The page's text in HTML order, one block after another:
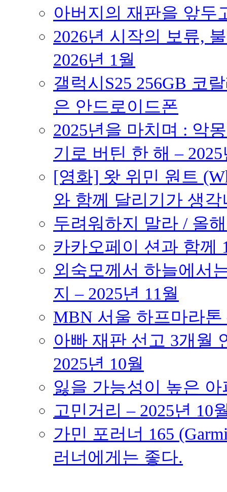
아버지의 재판을 앞두
2026년 시작의 보류,
2026년 1월
갤럭시S25 256GB 코
은 안드로이드폰
2025년을 마치며 : 악
기로 버틴 한 해 –
[영화] 왓 위민 원트
와 함께 달리기가 생각
두려워하지 말라 / 올
카카오페이 션과 함께
외숙모께서 하늘에서
지 – 2025년 11월
MBN 서울 하프마라톤
아빠 재판 선고 3개월
2025년 10월
잃을 가능성이 높은
고민거리 – 2025년 10
가민 포러너 165
러너에게는 좋다.